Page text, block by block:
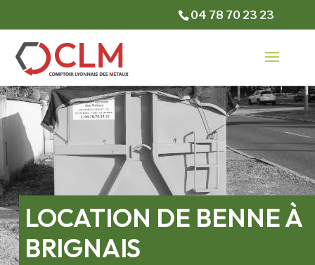
04 78 70 23 23
LOCATION DE BENNE À
BRIGNAIS